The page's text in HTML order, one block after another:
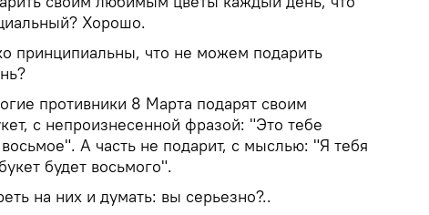
Хорошо.
принципиальны, что не можем подарить
противники 8 Марта подарят своим
с непроизнесенной фразой: "Это тебе
А часть не подарит, с мыслью: "Я тебя
будет восьмого".
на них и думать: вы серьезно?..